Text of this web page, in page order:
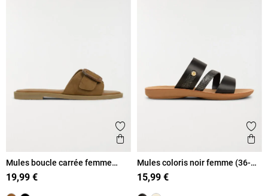
Ajouter aux favoris
Aperçu rapide
Mules boucle carrée femme
camel (36-41)
19,99 €
Mules coloris noir femme (36-
41)
15,99 €